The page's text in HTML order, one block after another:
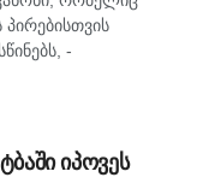
-
თანახმად,
ასაკი
იპოვეს